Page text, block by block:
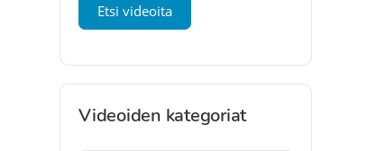
Videoiden kategoriat